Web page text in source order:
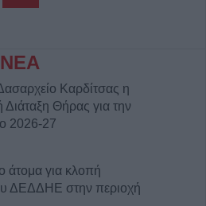
Καρδίτσας η
Διάταξη Θήρας για την
2026-27
άτομα για κλοπή
ΔΕΔΔΗΕ στην περιοχή